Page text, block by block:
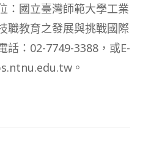
：國立臺灣師範大學工業
職教育之發展與挑戰國際
話：02-7749-3388，或E-
。